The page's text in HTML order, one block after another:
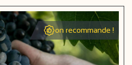
on recommande !